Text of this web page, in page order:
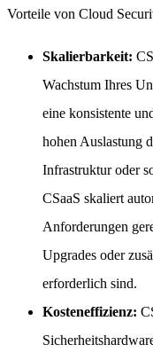
Vorteile von Cloud
Skalierbarkeit:
Wachstum Ihres
eine konsistente
hohen Auslastung
Infrastruktur oder
CSaaS skaliert
Anforderungen
Upgrades oder
erforderlich sind.
Kosteneffizienz: